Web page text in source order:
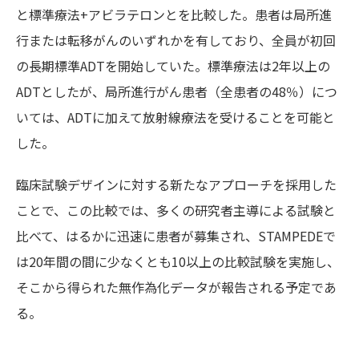
と標準療法+アビラテロンとを比較した。患者は局所進
行または転移がんのいずれかを有しており、全員が初回
の長期標準ADTを開始していた。標準療法は2年以上の
ADTとしたが、局所進行がん患者（全患者の48％）につ
いては、ADTに加えて放射線療法を受けることを可能と
した。
臨床試験デザインに対する新たなアプローチを採用した
ことで、この比較では、多くの研究者主導による試験と
比べて、はるかに迅速に患者が募集され、STAMPEDEで
は20年間の間に少なくとも10以上の比較試験を実施し、
そこから得られた無作為化データが報告される予定であ
る。